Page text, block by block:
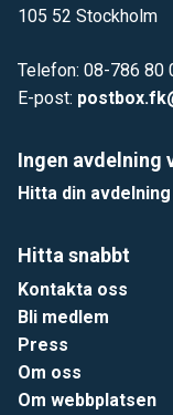
105 52 Stockholm
Telefon: 08-786 80
E-post:
Ingen avdelning
Hitta din avdelning
Hitta snabbt
Kontakta oss
Bli medlem
Press
Om oss
Om webbplatsen